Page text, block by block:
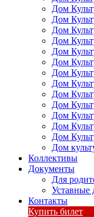
Дом
Дом
Дом
Дом
Дом
Дом
Дом
Дом
Дом
Дом
Дом
Дом
Дом
Дом
Коллективы
Документы
Для
Уставные
Контакты
Купить билет